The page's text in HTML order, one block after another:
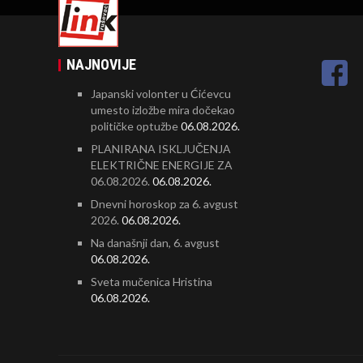
NAJNOVIJE
Japanski volonter u Ćićevcu
umesto izložbe mira dočekao
političke optužbe06.08.2026.
PLANIRANA ISKLJUČENJA
ELEKTRIČNE ENERGIJE ZA
06.08.2026. 06.08.2026.
Dnevni horoskop za 6. avgust
2026. 06.08.2026.
Na današnji dan, 6. avgust
06.08.2026.
Sveta mučenica Hristina
06.08.2026.